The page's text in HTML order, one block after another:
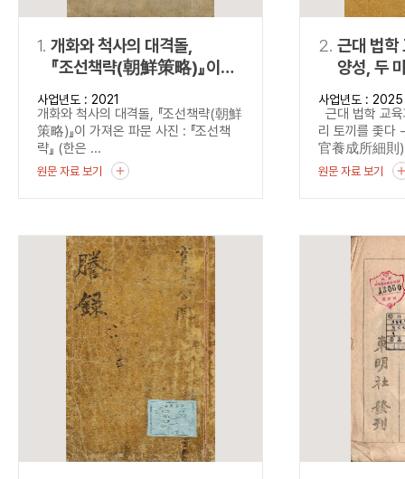
동시에 여러 개의 연산자를 사용할 수 있습니다.
1. 개화와 척사의 대격돌,
『조선책략(朝鮮策略)』이
가져온 파문
사업년도 : 2021
개화와 척사의 대격돌, 『조선책략(朝鮮
策略)』이 가져온 파문 사진 : 『조선책
략』 (한은 ...
원문 자료 보기
2. 근대 법학
양성, 두
『법관양
(法官養
본 법관양
사업년도 : 2025
근대 법학 교
리 토끼를 좇다
官養成所細則
원문 자료 보기